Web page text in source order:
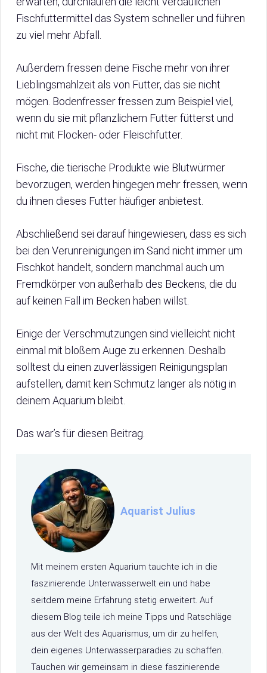
Fischfuttermittel das System schneller und führen
zu viel mehr Abfall.
Außerdem fressen deine Fische mehr von ihrer
Lieblingsmahlzeit als von Futter, das sie nicht
mögen. Bodenfresser fressen zum Beispiel viel,
wenn du sie mit pflanzlichem Futter fütterst und
nicht mit Flocken- oder Fleischfutter.
Fische, die tierische Produkte wie Blutwürmer
bevorzugen, werden hingegen mehr fressen, wenn
du ihnen dieses Futter häufiger anbietest.
Abschließend sei darauf hingewiesen, dass es sich
bei den Verunreinigungen im Sand nicht immer um
Fischkot handelt, sondern manchmal auch um
Fremdkörper von außerhalb des Beckens, die du
auf keinen Fall im Becken haben willst.
Einige der Verschmutzungen sind vielleicht nicht
einmal mit bloßem Auge zu erkennen. Deshalb
solltest du einen zuverlässigen Reinigungsplan
aufstellen, damit kein Schmutz länger als nötig in
deinem Aquarium bleibt.
Das war’s für diesen Beitrag.
Aquarist Julius
Mit meinem ersten Aquarium tauchte ich in die
faszinierende Unterwasserwelt ein und habe
seitdem meine Erfahrung stetig erweitert. Auf
diesem Blog teile ich meine Tipps und Ratschläge
aus der Welt des Aquarismus, um dir zu helfen,
dein eigenes Unterwasserparadies zu schaffen.
Tauchen wir gemeinsam in diese faszinierende